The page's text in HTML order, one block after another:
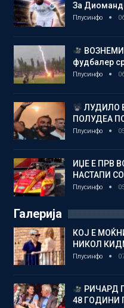
За
Плусинфо
фудбалер
Плусинфо
ЛУДИЛО
ПОЛУДЕА
Плусинфо
ИЏЕ Е ПРВ
НАСТАПИ
Плусинфо
Галерија
КОЈ Е
НИКОЛ
Плусинфо
РИЧАРД
48 ГОДИНИ